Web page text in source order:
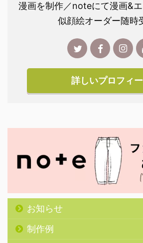
漫画を制作／noteにて漫画&
似顔絵オーダー随時
詳しいプロフィ
お知らせ
制作例